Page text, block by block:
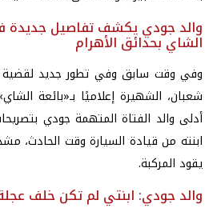
والد جودي يكشف تفاصيل
الشاي بحدائق الأهرام
وفي وقت سابق وفي تطور جديد
شعبان، الشهيرة إعلاميًا بـ«بائعة الشاي
أدلى والد الفتاة المتهمة جودي
ابنته من قيادة السيارة وقت الحادث،
يقود المركبة.
والد جودي: ابنتي لم تكن خلف